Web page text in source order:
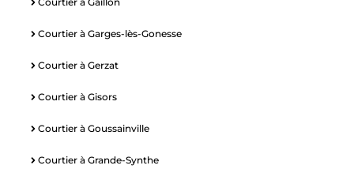
Courtier à Garges-lès-Gonesse
Courtier à Gerzat
Courtier à Gisors
Courtier à Goussainville
Courtier à Grande-Synthe